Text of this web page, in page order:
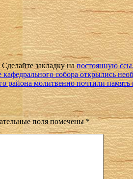
Сделайте закладку напостоянную
собора открылись
района молитвенно почтили
поля помечены*